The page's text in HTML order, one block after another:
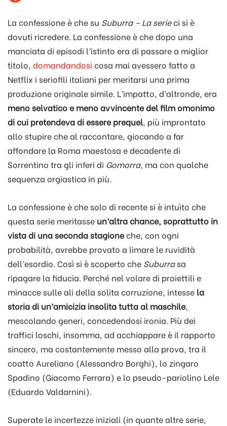
La confessione è che su Suburra – La serieci si è
dovuti ricredere. La confessione è che dopo una
manciata di episodi l’istinto era di passare a miglior
titolo, domandandosi cosa mai avessero fatto a
Netflix i seriofili italiani per meritarsi una prima
produzione originale simile. L’impatto, d’altronde, era
meno selvatico e meno avvincente del film omonimo
di cui pretendeva di essere prequel, più improntato
allo stupire che al raccontare, giocando a far
affondare la Roma maestosa e decadente di
Sorrentino tra gli inferi di Gomorra, ma con qualche
sequenza orgiastica in più.
La confessione è che solo di recente si è intuìto che
questa serie meritasse un’altra chance, soprattutto in
vista di una seconda stagioneche, con ogni
probabilità, avrebbe provato a limare le ruvidità
dell’esordio. Così si è scoperto che Suburrasa
ripagare la fiducia. Perché nel volare di proiettili e
minacce sulle ali della solita corruzione, intesse la
storia di un’amicizia insolita tutta al maschile,
mescolando generi, concedendosi ironia. Più dei
traffici loschi, insomma, ad acchiappare è il rapporto
sincero, ma costantemente messo alla prova, tra il
coatto Aureliano (Alessandro Borghi), lo zingaro
Spadino (Giacomo Ferrara) e lo pseudo-pariolino Lele
(Eduardo Valdarnini).
Superate le incertezze iniziali (in quante altre serie,